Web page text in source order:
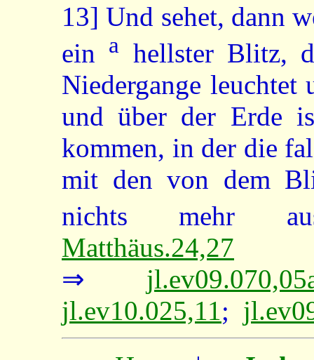
13] Und sehet, dann
ein
a
hellster Blitz,
Niedergange
und über der Erde
kommen, in der die
mit den von dem
nichts mehr
Matthäus.24,27
⇒
jl.ev10.025,11;